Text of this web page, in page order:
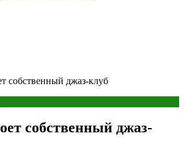
собственный джаз-клуб
собственный джаз-